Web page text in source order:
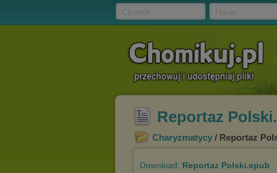
Reportaz
Charyzmatycy / Reportaz
Download: Reportaz Polski.epub